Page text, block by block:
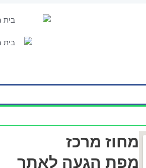
מחוז מרכז
מפת הגעה לאתר